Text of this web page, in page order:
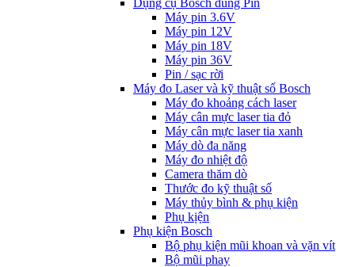
Máy pin 3.6V
Máy pin 12V
Máy pin 18V
Máy pin 36V
Pin / sạc rời
Máy đo Laser và kỹ thuật số Bosch
Máy đo khoảng cách laser
Máy cân mực laser tia đỏ
Máy cân mực laser tia xanh
Máy dò đa năng
Máy đo nhiệt độ
Camera thăm dò
Thước đo kỹ thuật số
Máy thủy bình & phụ kiện
Phụ kịện
Phụ kiện Bosch
Bộ phụ kiện mũi khoan và vặn vít
Bộ mũi phay